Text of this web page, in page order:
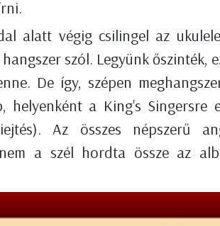
alatt végig csilingel az
szól. Legyünk őszinték,
De így, szépen
helyenként a King's Singersre
Az összes népszerű
a szél hordta össze az